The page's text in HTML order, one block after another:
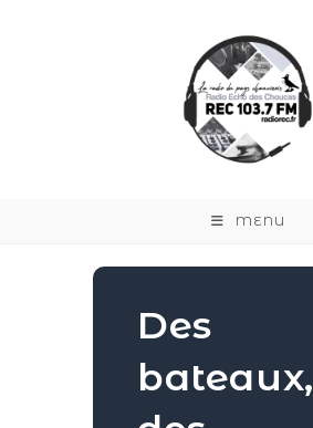
MENU
Des
bateaux,